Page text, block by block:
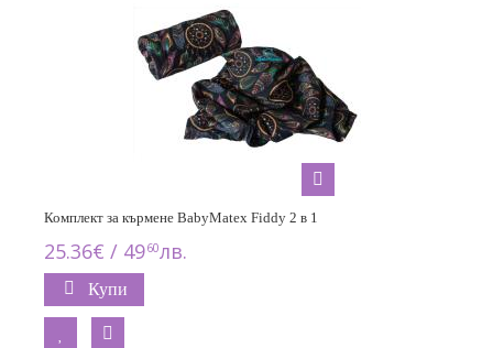
Комплект за кърмене BabyMatex Fiddy 2 в 1
25.36€ / 4960лв.
Купи